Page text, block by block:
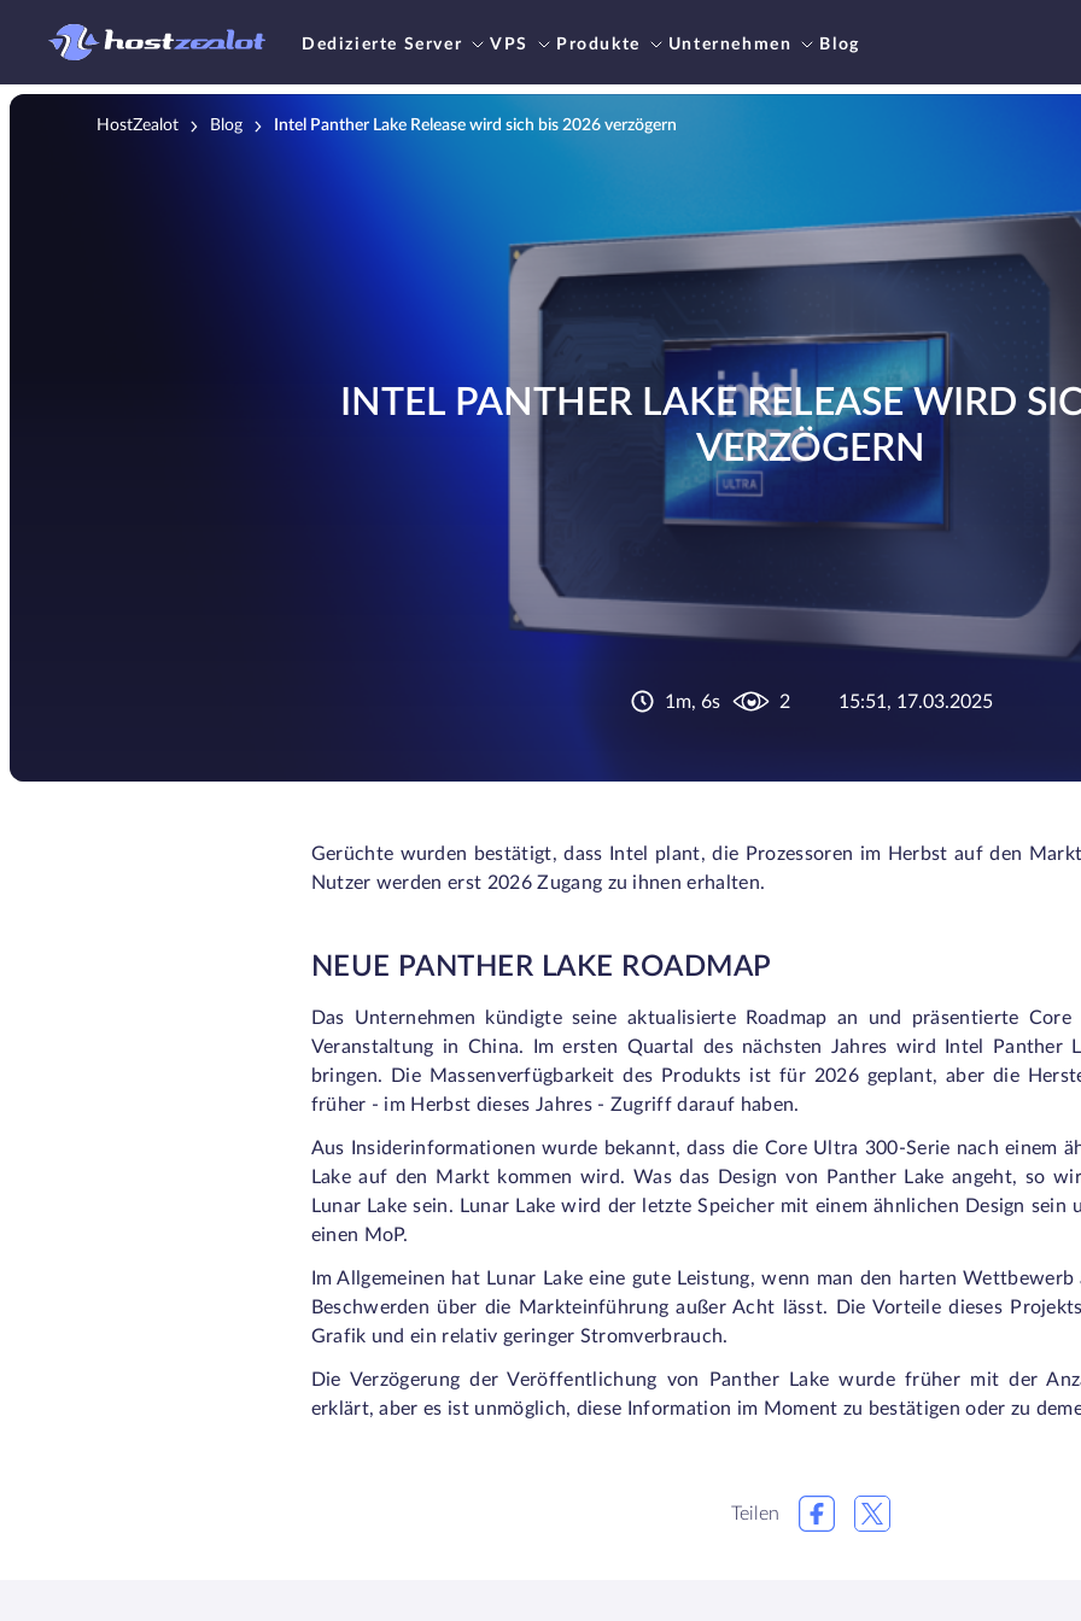
Dedizierte Server VPS Produkte Unternehmen Blog
HostZealot Blog Intel Panther Lake Release wird sich bis 2026 verzögern
INTEL PANTHER LAKE RELEASE WIRD
VERZÖGERN
1m, 6s 2 15:51, 17.03.2025
Gerüchte wurden bestätigt, dass Intel plant, die Prozessoren im Herbst auf den
Nutzer werden erst 2026 Zugang zu ihnen erhalten.
NEUE PANTHER LAKE ROADMAP
Das Unternehmen kündigte seine aktualisierte Roadmap an und präsentierte
Veranstaltung in China. Im ersten Quartal des nächsten Jahres wird Intel Panther
bringen. Die Massenverfügbarkeit des Produkts ist für 2026 geplant, aber die
früher - im Herbst dieses Jahres - Zugriff darauf haben.
Aus Insiderinformationen wurde bekannt, dass die Core Ultra 300-Serie nach einem
Lake auf den Markt kommen wird. Was das Design von Panther Lake angeht, so
Lunar Lake sein. Lunar Lake wird der letzte Speicher mit einem ähnlichen Design sein
einen MoP.
Im Allgemeinen hat Lunar Lake eine gute Leistung, wenn man den harten
Beschwerden über die Markteinführung außer Acht lässt. Die Vorteile dieses
Grafik und ein relativ geringer Stromverbrauch.
Die Verzögerung der Veröffentlichung von Panther Lake wurde früher mit der
erklärt, aber es ist unmöglich, diese Information im Moment zu bestätigen oder zu
Teilen